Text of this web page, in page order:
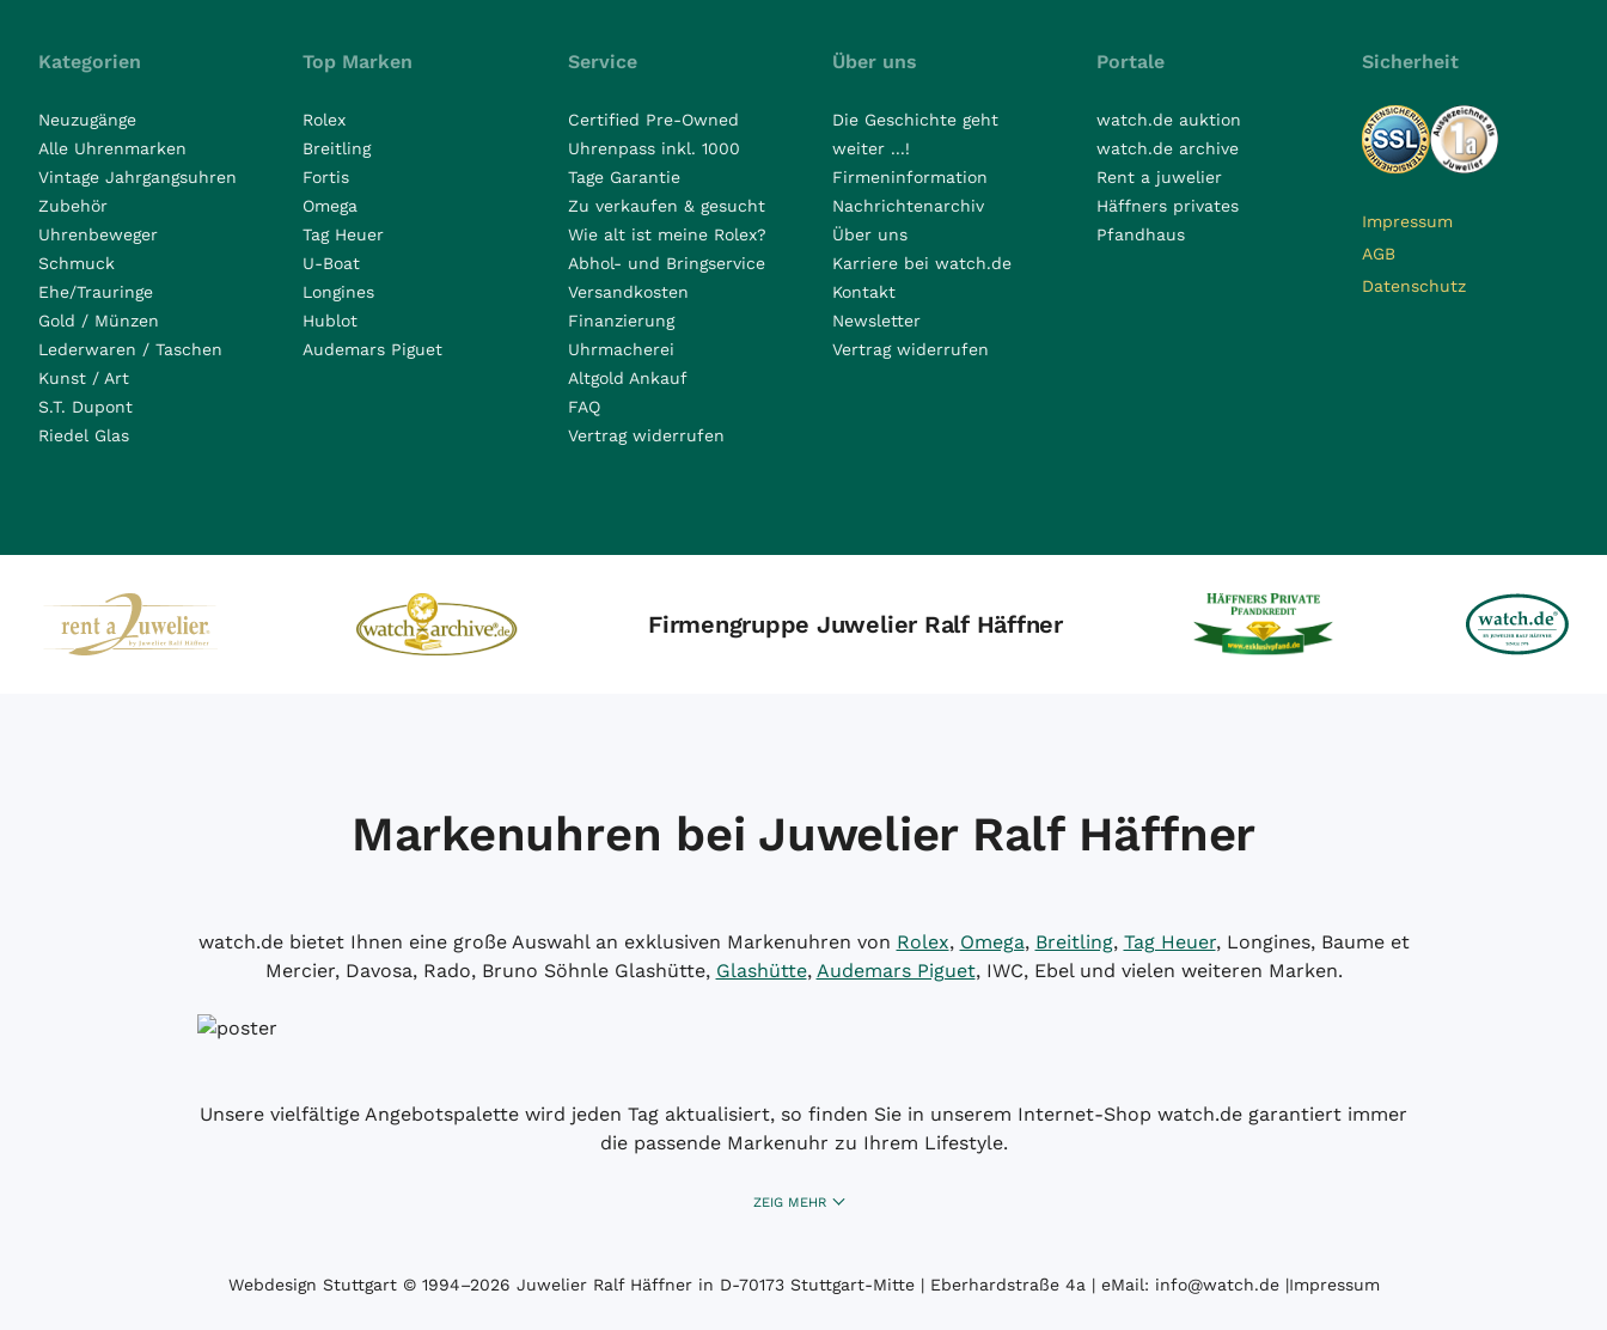
Kategorien
Neuzugänge
Alle Uhrenmarken
Vintage Jahrgangsuhren
Zubehör
Uhrenbeweger
Schmuck
Ehe/Trauringe
Gold / Münzen
Lederwaren / Taschen
Kunst / Art
S.T. Dupont
Riedel Glas
Top Marken
Rolex
Breitling
Fortis
Omega
Tag Heuer
U-Boat
Longines
Hublot
Audemars Piguet
Service
Certified Pre-Owned
Uhrenpass inkl. 1000
Tage Garantie
Zu verkaufen & gesucht
Wie alt ist meine Rolex?
Abhol- und Bringservice
Versandkosten
Finanzierung
Uhrmacherei
Altgold Ankauf
FAQ
Vertrag widerrufen
Über uns
Die Geschichte geht
weiter ...!
Firmeninformation
Nachrichtenarchiv
Über uns
Karriere bei watch.de
Kontakt
Newsletter
Vertrag widerrufen
Portale
watch.de auktion
watch.de archive
Rent a juwelier
Häffners privates
Pfandhaus
Sicherheit
Impressum
AGB
Datenschutz
Firmengruppe Juwelier Ralf Häffner
Markenuhren bei Juwelier Ralf Häffner
watch.de bietet Ihnen eine große Auswahl an exklusiven Markenuhren von Rolex, Omega, Breitling, Tag Heuer, Longines, Baume et
Mercier, Davosa, Rado, Bruno Söhnle Glashütte, Glashütte, Audemars Piguet, IWC, Ebel und vielen weiteren Marken.
Unsere vielfältige Angebotspalette wird jeden Tag aktualisiert, so finden Sie in unserem Internet-Shop watch.de garantiert immer
die passende Markenuhr zu Ihrem Lifestyle.
ZEIG MEHR
Webdesign Stuttgart© 1994­–2026 Juwelier Ralf Häffner in D-70173 Stuttgart-Mitte | Eberhardstraße 4a | eMail: info@watch.de|Impressum